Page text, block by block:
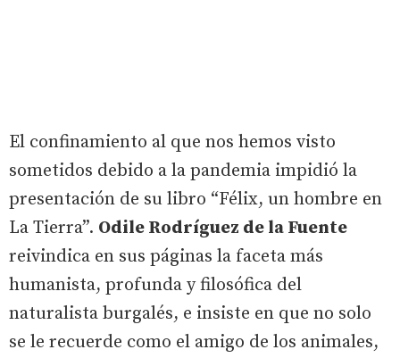
El confinamiento al que nos hemos visto
sometidos debido a la pandemia impidió la
presentación de su libro “Félix, un hombre en
La Tierra”. Odile Rodríguez de la Fuente
reivindica en sus páginas la faceta más
humanista, profunda y filosófica del
naturalista burgalés, e insiste en que no solo
se le recuerde como el amigo de los animales,